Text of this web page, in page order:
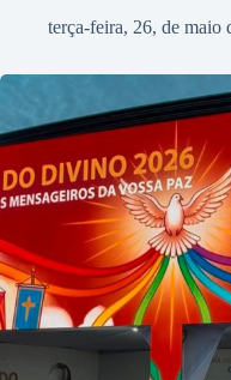
terça-feira, 26, de maio